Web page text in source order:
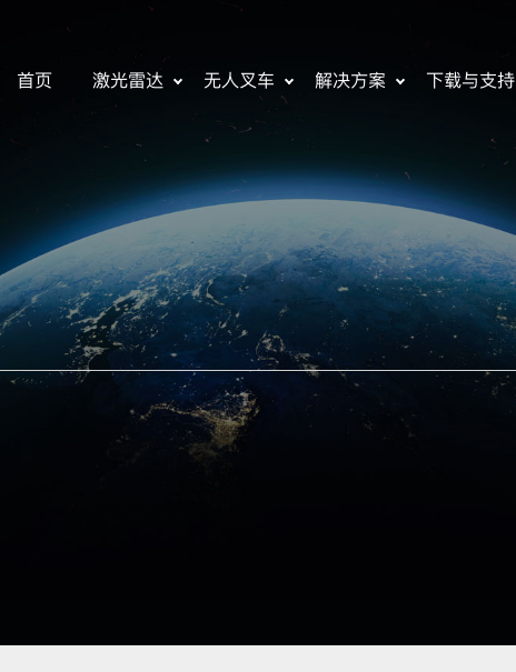
首页 激光雷达 无人叉车 解决方案 下载与支持